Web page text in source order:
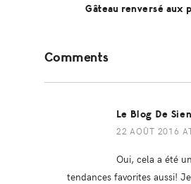
Gâteau renversé aux
Interactions
Comments
Le Blog De
22 AOÛT 2016
Oui, cela a été
tendances favorites aussi!